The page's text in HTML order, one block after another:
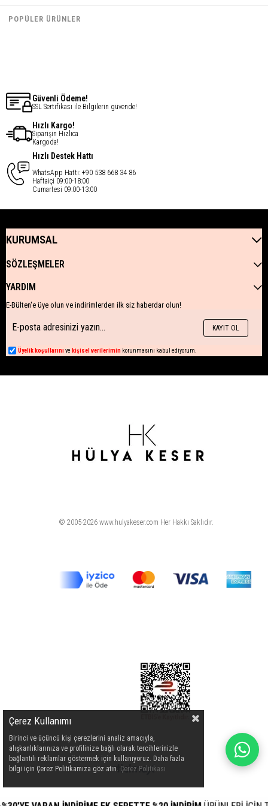
€10,95
Güvenli Ödeme!
SSL Sertifikası ile Bilgilerin güvende!
Hızlı Kargo!
Siparişin Hızlıca
Kargoda!
Hızlı Destek Hattı
WhatsApp Hattı: +90 538 668 34 86
Haftaiçi 09:00-18:00
Cumartesi 09:00-13:00
KURUMSAL
SÖZLEŞMELER
YARDIM
E-Bülten'e üye olun ve indirimlerden ilk siz haberdar olun!
KAYIT OL
Üyelik koşullarını ve kişisel verilerimin korunmasını kabul ediyorum.
© 2005-2026 www.hulyakeser.com Her Hakkı Saklıdır.
Çerez Kullanımı
Birinci ve üçüncü kişi çerezlerini analiz amacıyla,
alışkanlıklarınıza ve profilinize bağlı olarak tercihlerinizle
bağlantılı reklamlar göstermek için kullanıyoruz. Daha fazla
bilgi için Çerez Politikamıza göz atın. Çerez Politikası
POPÜLER ÜRÜNLER